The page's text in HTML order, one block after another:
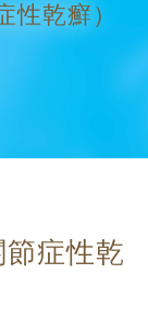
乾癬）
症性乾